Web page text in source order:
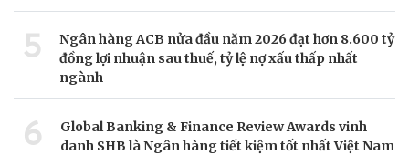
5
Ngân hàng ACB nửa đầu năm 2026 đạt hơn 8.600 tỷ
đồng lợi nhuận sau thuế, tỷ lệ nợ xấu thấp nhất
ngành
6
Global Banking & Finance Review Awards vinh
danh SHB là Ngân hàng tiết kiệm tốt nhất Việt Nam